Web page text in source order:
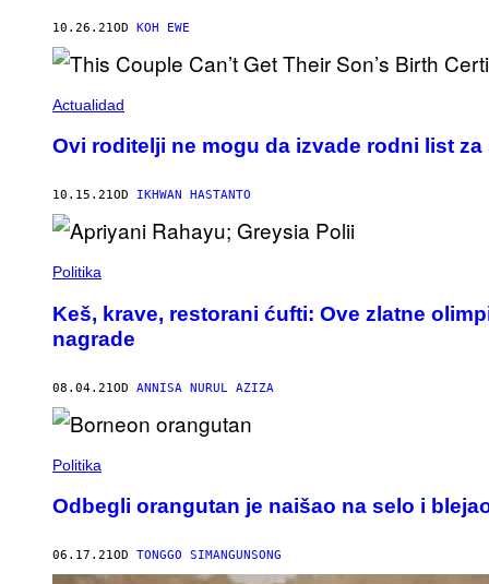
10.26.21OD KOH EWE
Actualidad
Ovi roditelji ne mogu da izvade rodni list
10.15.21OD IKHWAN HASTANTO
Politika
Keš, krave, restorani ćufti: Ove zlatne
nagrade
08.04.21OD ANNISA NURUL AZIZA
Politika
Odbegli orangutan je naišao na selo i
06.17.21OD TONGGO SIMANGUNSONG